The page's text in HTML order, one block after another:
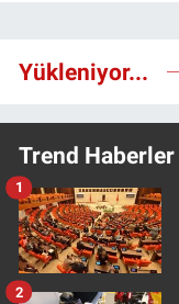
Yükleniyor...
Trend Haberler
1
2